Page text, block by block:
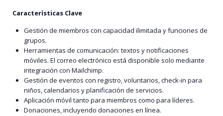
Características Clave
Gestión de miembros con capacidad ilimitada y funciones de
grupos.
Herramientas de comunicación: textos y notificaciones
móviles. El correo electrónico está disponible solo mediante
integración con Mailchimp.
Gestión de eventos con registro, voluntarios, check-in para
niños, calendarios y planificación de servicios.
Aplicación móvil tanto para miembros como para líderes.
Donaciones, incluyendo donaciones en línea.